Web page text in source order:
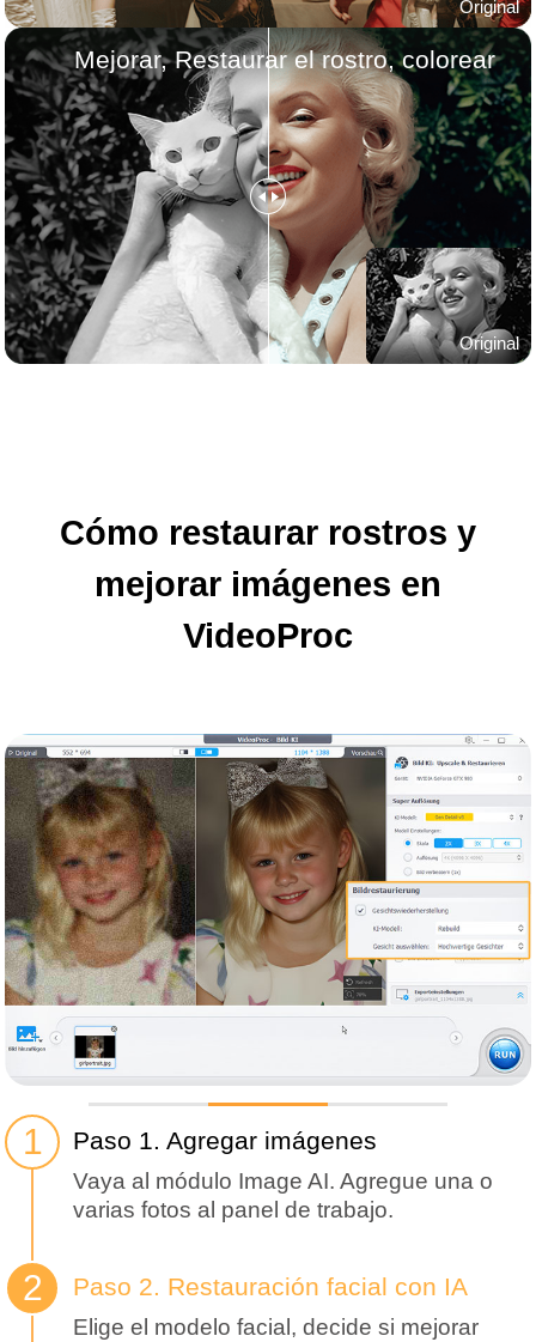
Original
Mejorar, Restaurar el rostro, colorear
Original
Cómo restaurar rostros y
mejorar imágenes en
VideoProc
Paso 1. Agregar imágenes
Vaya al módulo Image AI. Agregue una o
varias fotos al panel de trabajo.
Paso 2. Restauración facial con IA
Elige el modelo facial, decide si mejorar